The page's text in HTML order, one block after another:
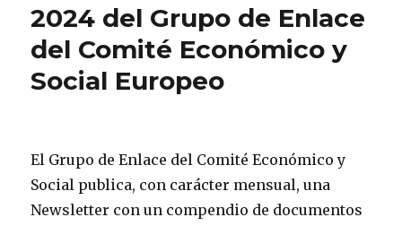
2024 del Grupo de Enlace
del Comité Económico y
Social Europeo
El Grupo de Enlace del Comité Económico y
Social publica, con carácter mensual, una
Newsletter con un compendio de documentos